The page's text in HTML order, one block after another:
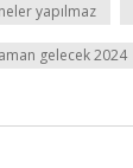
yapılmaz
gelecek 2024